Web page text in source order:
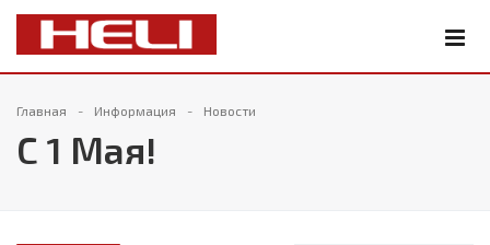
Главная Информация Новости
С 1 Мая!